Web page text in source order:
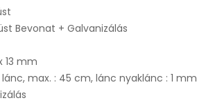
Bevonat + Galvanizálás
13 mm
max. : 45 cm, lánc nyaklánc : 1 mm